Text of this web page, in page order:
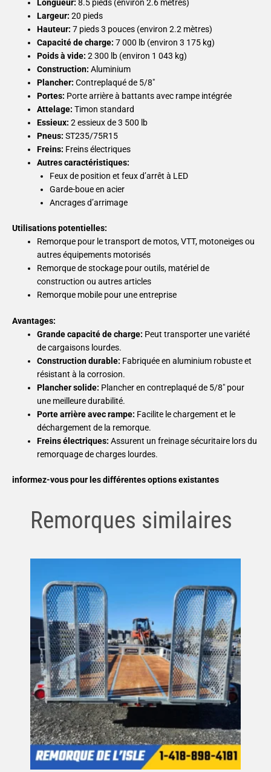
Longueur: 8.5 pieds (environ 2.6 mètres)
Largeur: 20 pieds
Hauteur: 7 pieds 3 pouces (environ 2.2 mètres)
Capacité de charge: 7 000 lb (environ 3 175 kg)
Poids à vide: 2 300 lb (environ 1 043 kg)
Construction: Aluminium
Plancher: Contreplaqué de 5/8″
Portes: Porte arrière à battants avec rampe intégrée
Attelage: Timon standard
Essieux: 2 essieux de 3 500 lb
Pneus: ST235/75R15
Freins: Freins électriques
Autres caractéristiques:
Feux de position et feux d’arrêt à LED
Garde-boue en acier
Ancrages d’arrimage
Utilisations potentielles:
Remorque pour le transport de motos, VTT, motoneiges ou
autres équipements motorisés
Remorque de stockage pour outils, matériel de
construction ou autres articles
Remorque mobile pour une entreprise
Avantages:
Grande capacité de charge: Peut transporter une variété
de cargaisons lourdes.
Construction durable: Fabriquée en aluminium robuste et
résistant à la corrosion.
Plancher solide: Plancher en contreplaqué de 5/8″ pour
une meilleure durabilité.
Porte arrière avec rampe: Facilite le chargement et le
déchargement de la remorque.
Freins électriques: Assurent un freinage sécuritaire lors du
remorquage de charges lourdes.
informez-vous pour les différentes options existantes
Remorques similaires